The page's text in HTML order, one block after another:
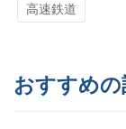
高速鉄道
おすすめの